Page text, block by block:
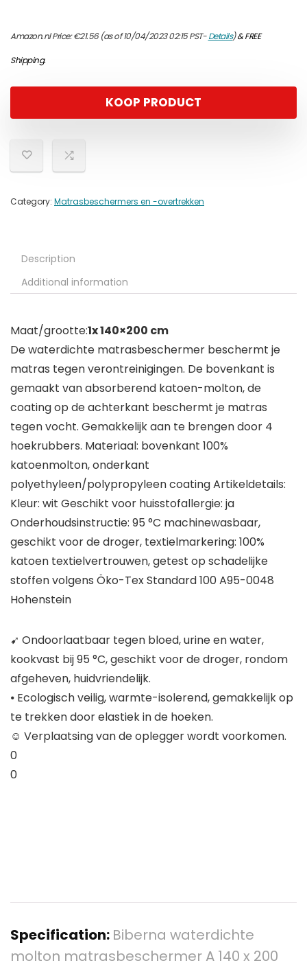
Amazon.nl Price:€21.56(as of 10/04/2023 02:15 PST-Details)&FREE
Shipping.
KOOP PRODUCT
Category: Matrasbeschermers en -overtrekken
Description
Additional information
Maat/grootte:1x 140×200 cm
De waterdichte matrasbeschermer beschermt je
matras tegen verontreinigingen. De bovenkant is
gemaakt van absorberend katoen-molton, de
coating op de achterkant beschermt je matras
tegen vocht. Gemakkelijk aan te brengen door 4
hoekrubbers. Materiaal: bovenkant 100%
katoenmolton, onderkant
polyethyleen/polypropyleen coating Artikeldetails:
Kleur: wit Geschikt voor huisstofallergie: ja
Onderhoudsinstructie: 95 °C machinewasbaar,
geschikt voor de droger, textielmarkering: 100%
katoen textielvertrouwen, getest op schadelijke
stoffen volgens Öko-Tex Standard 100 A95-0048
Hohenstein
➹ Ondoorlaatbaar tegen bloed, urine en water,
kookvast bij 95 °C, geschikt voor de droger, rondom
afgeheven, huidvriendelijk.
⦁ Ecologisch veilig, warmte-isolerend, gemakkelijk op
te trekken door elastiek in de hoeken.
☺ Verplaatsing van de oplegger wordt voorkomen.
0
0
Specification: Biberna waterdichte
molton matrasbeschermer A 140 x 200